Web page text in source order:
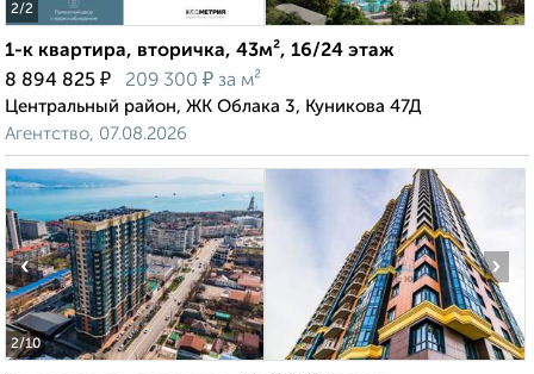
2/2
1-к квартира, вторичка, 43м², 16/24 этаж
8 894 825 ₽ 209 300 ₽ за м²
Центральный район, ЖК Облака 3, Куникова 47Д
Агентство, 07.08.2026
2/10
‹ ›